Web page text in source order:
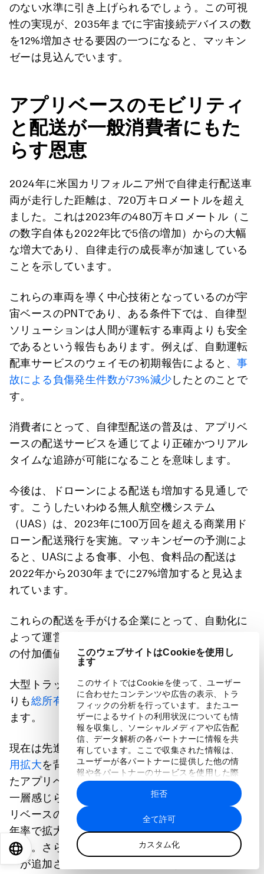
このウェブサイトはCookieを使用し
ます
このサイトではCookieを使って、ユーザー
に合わせたコンテンツや広告の表示、トラ
フィックの分析を行っています。またユー
ザーによるサイトの利用状況についても情
報を収集し、ソーシャルメディアや広告配
信、データ解析の各パートナーに情報を共
有しています。ここで収集された情報は、
ユーザーが各パートナーに提供した他の情
報や各パートナーのサービスを使用した際
に収集された情報と組み合わされ、各パー
トナーによって使用されることがありま
す。
全て許可
カスタム化
拒否
のない水準に引き上げられるでしょう。この可視
性の実現が、2035年までに宇宙接続デバイスの数
を12%増加させる要因の一つになると、マッキン
ゼーは見込んでいます。
アプリベースのモビリティ
と配送が一般消費者にもた
らす恩恵
2024年に米国カリフォルニア州で自律走行配送車
両が走行した距離は、720万キロメートルを超え
ました。これは2023年の480万キロメートル（こ
の数字自体も2022年比で5倍の増加）からの大幅
な増大であり、自律走行の成長率が加速している
ことを示しています。
これらの車両を導く中心技術となっているのが宇
宙ベースのPNTであり、ある条件下では、自律型
ソリューションは人間が運転する車両よりも安全
であるという報告もあります。例えば、自動運転
配車サービスのウェイモの初期報告によると、事
故による負傷発生件数が73%減少したとのことで
す。
消費者にとって、自律型配送の普及は、アプリベ
ースの配送サービスを通じてより正確かつリアル
タイムな追跡が可能になることを意味します。
今後は、ドローンによる配送も増加する見通しで
す。こうしたいわゆる無人航空機システム
（UAS）は、2023年に100万回を超える商業用ド
ローン配送飛行を実施。マッキンゼーの予測によ
ると、UASによる食事、小包、食料品の配送は
2022年から2030年までに27%増加すると見込ま
れています。
これらの配送を手がける企業にとって、自動化に
よって運営効率が大幅に向上し、
の付加価値が生まれる可能性があります。
大型トラックにおいても、自動運転型は従来型よ
りも総所有コストが42%低くなると試算されてい
ます。
現在は先進国が中心ですが、スマートフォンの利
用拡大を背景に、新興国でもと宇宙技術を活用し
たアプリベースのモビリティと配送のメリットが
一層感じられるようになっています。また、アプ
リベースのモビリティ、配送サービスは6～8%の
年率で拡大しており、これは先進国の2倍に相当し
ます。さらに、2035年までに20億人の新規ユーザ
ーが追加されると予想されています。
EN